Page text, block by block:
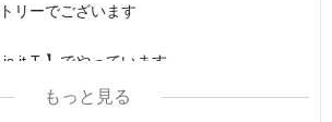
リーでございます
it.T 】でやっています
もっと見る